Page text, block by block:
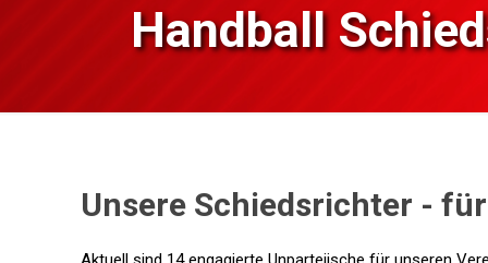
Handball
Unsere Schiedsrichter -